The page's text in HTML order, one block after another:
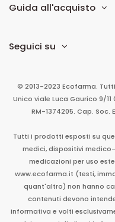
Guida all'acquisto
Seguici su
© 2013-2023 Ecofarma.
Unico viale Luca Gaurico 9/11
RM-1374205. Cap. Soc.
Tutti i prodotti esposti su
medici, dispositivi
medicazioni per uso
www.ecofarma.it (testi,
quant'altro) non hanno
contenuti devono
informativa e volti